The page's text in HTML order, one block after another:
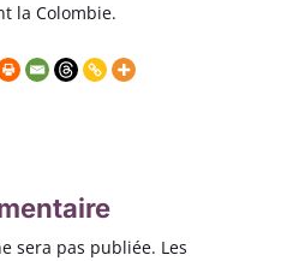
la Colombie.
sera pas publiée. Les